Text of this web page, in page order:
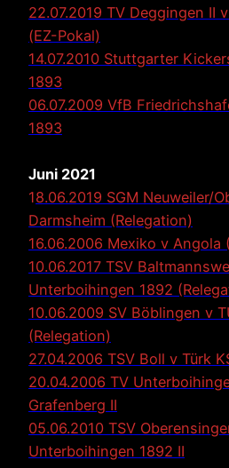
22.07.2019 TV Deggingen II
(EZ-Pokal)
14.07.2010 Stuttgarter
1893
06.07.2009 VfB
1893
Juni 2021
18.06.2019 SGM Neuweiler/
Darmsheim (Relegation)
16.06.2006 Mexiko v Angola
10.06.2017 TSV
Unterboihingen 1892
10.06.2009 SV Böblingen v
(Relegation)
27.04.2006 TSV Boll v Türk
20.04.2006 TV
Grafenberg II
05.06.2010 TSV
Unterboihingen 1892 II